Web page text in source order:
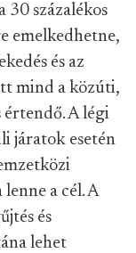
30 százalékos
emelkedhetne,
és az
mind a közúti,
A légi
járatok esetén
a cél. A
és
lehet